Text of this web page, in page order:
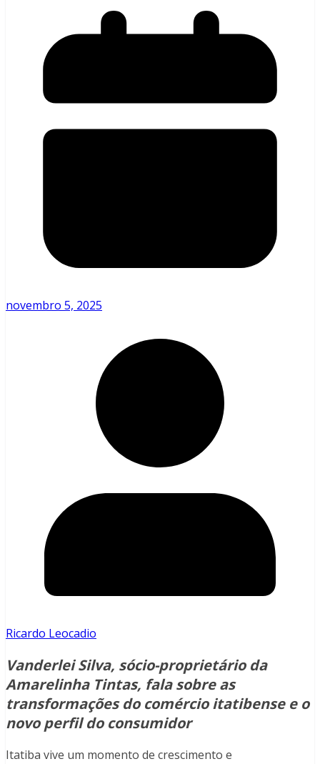
novembro 5, 2025
Ricardo Leocadio
Vanderlei Silva, sócio-proprietário da
Amarelinha Tintas, fala sobre as
transformações do comércio itatibense e o
novo perfil do consumidor
Itatiba vive um momento de crescimento e